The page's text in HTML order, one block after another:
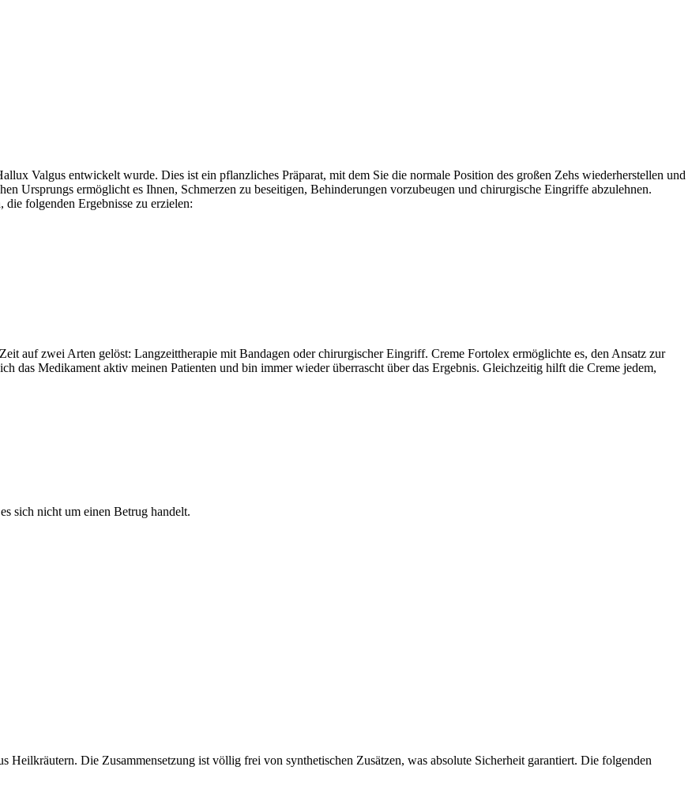
Valgus entwickelt wurde. Dies ist ein pflanzliches Präparat, mit dem Sie die normale Position des großen Zehs wiederherstellen und
Ursprungs ermöglicht es Ihnen, Schmerzen zu beseitigen, Behinderungen vorzubeugen und chirurgische Eingriffe abzulehnen.
folgenden Ergebnisse zu erzielen:
auf zwei Arten gelöst: Langzeittherapie mit Bandagen oder chirurgischer Eingriff. Creme Fortolex ermöglichte es, den Ansatz zur
das Medikament aktiv meinen Patienten und bin immer wieder überrascht über das Ergebnis. Gleichzeitig hilft die Creme jedem,
sich nicht um einen Betrug handelt.
Heilkräutern. Die Zusammensetzung ist völlig frei von synthetischen Zusätzen, was absolute Sicherheit garantiert. Die folgenden